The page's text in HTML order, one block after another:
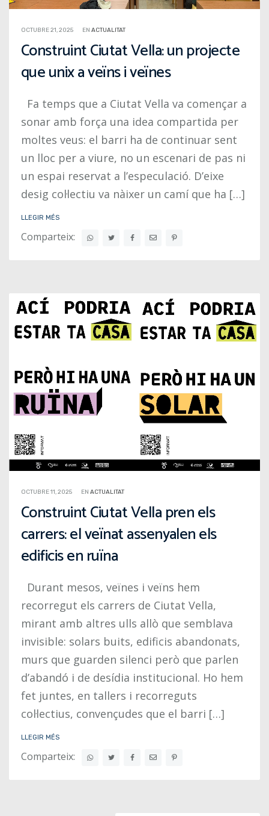
OCTUBRE 21, 2025 EN ACTUALITAT
Construint Ciutat Vella: un projecte
que unix a veïns i veïnes
Fa temps que a Ciutat Vella va començar a
sonar amb força una idea compartida per
moltes veus: el barri ha de continuar sent
un lloc per a viure, no un escenari de pas ni
un espai reservat a l’especulació. D’eixe
desig col·lectiu va nàixer un camí que ha […]
LLEGIR MÉS
Comparteix:
OCTUBRE 11, 2025 EN ACTUALITAT
Construint Ciutat Vella pren els
carrers: el veïnat assenyalen els
edificis en ruïna
Durant mesos, veïnes i veïns hem
recorregut els carrers de Ciutat Vella,
mirant amb altres ulls allò que semblava
invisible: solars buits, edificis abandonats,
murs que guarden silenci però que parlen
d’abandó i de desídia institucional. Ho hem
fet juntes, en tallers i recorreguts
col·lectius, convençudes que el barri […]
LLEGIR MÉS
Comparteix: